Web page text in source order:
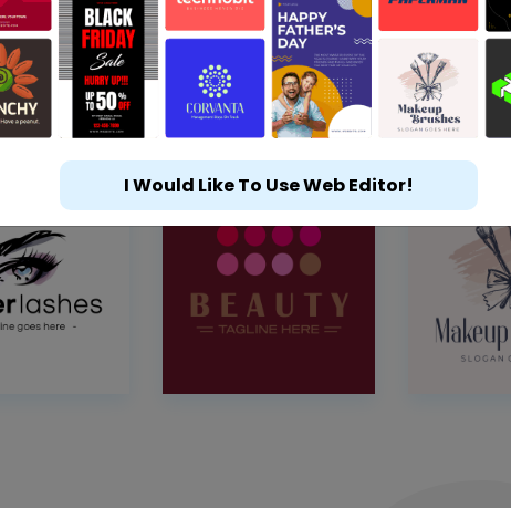
I Would Like To Use Web Editor!